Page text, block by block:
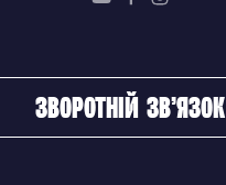
зворотній зв’язок